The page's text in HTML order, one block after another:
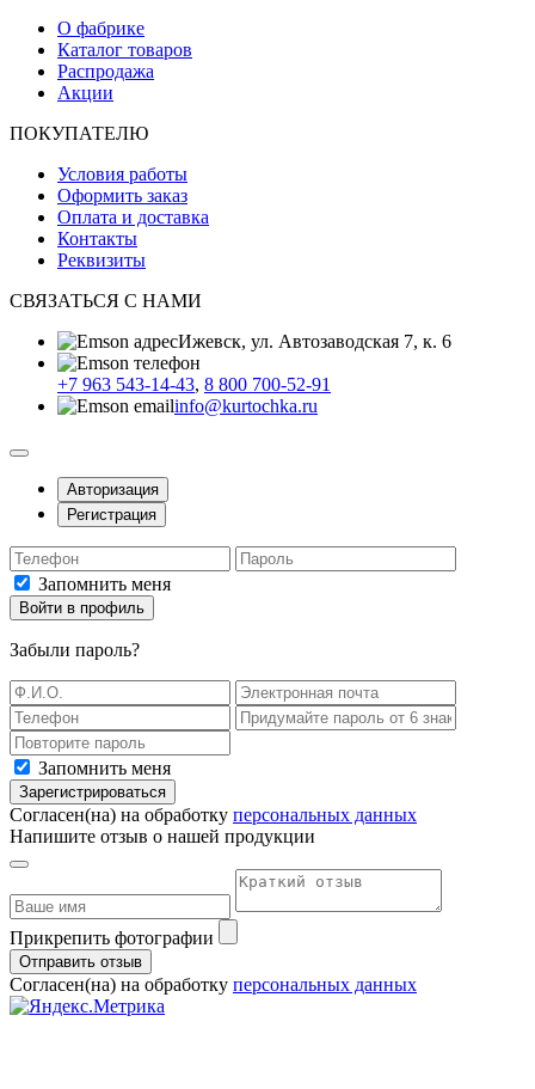
О фабрике
Каталог товаров
Распродажа
Акции
ПОКУПАТЕЛЮ
Условия работы
Оформить заказ
Оплата и доставка
Контакты
Реквизиты
СВЯЗАТЬСЯ С НАМИ
Ижевск, ул. Автозаводская 7, к. 6
+7 963 543-14-43, 8 800 700-52-91
info@kurtochka.ru
Авторизация
Регистрация
Запомнить меня
Войти в профиль
Забыли пароль?
Запомнить меня
Зарегистрироваться
Согласен(на) на обработку персональных данных
Напишите отзыв о нашей продукции
Прикрепить фотографии
Отправить отзыв
Согласен(на) на обработку персональных данных